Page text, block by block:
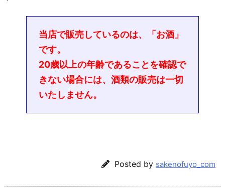
当店で販売しているのは、「お酒」
です。
20歳以上の年齢であることを確認で
きない場合には、酒類の販売は一切
いたしません。
Posted by sakenofuyo_com